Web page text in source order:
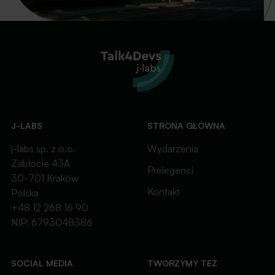
J-LABS
j-labs sp. z o.o.
Zabłocie 43A
30-701 Kraków
Polska
+48 12 268 16 90
NIP: 6793048386
STRONA GŁÓWNA
Wydarzenia
Prelegenci
Kontakt
SOCIAL MEDIA TWORZYMY TEŻ